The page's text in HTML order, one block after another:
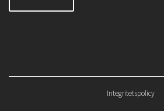
Integritetspolicy